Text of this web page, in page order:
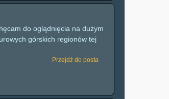
do oglądnięcia na dużym
górskich regionów tej
Przejdź do posta